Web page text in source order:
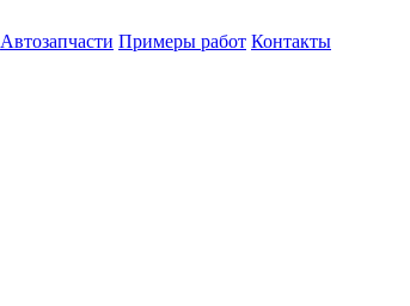
Автозапчасти Примеры работ Контакты